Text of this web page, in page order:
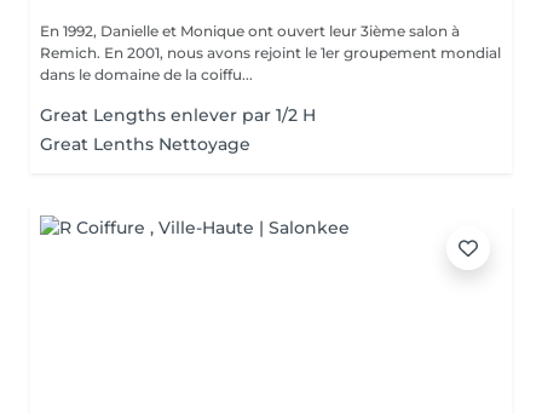
En 1992, Danielle et Monique ont ouvert leur 3ième salon à
Remich. En 2001, nous avons rejoint le 1er groupement mondial
dans le domaine de la coiffu...
Great Lengths enlever par 1/2 H
Great Lenths Nettoyage